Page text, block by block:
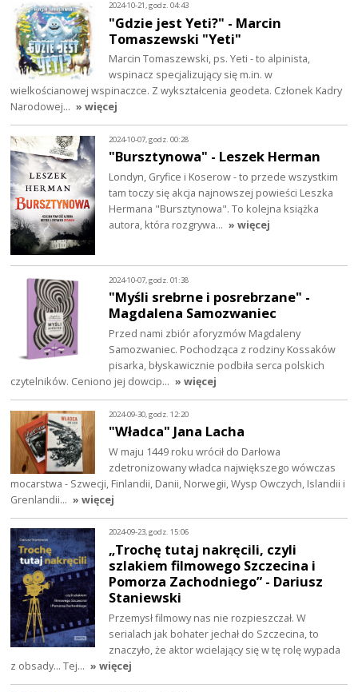
2024-10-21, godz. 04:43
"Gdzie jest Yeti?" - Marcin
Tomaszewski "Yeti"
Marcin Tomaszewski, ps. Yeti - to alpinista,
wspinacz specjalizujący się m.in. w
wielkościanowej wspinaczce. Z wykształcenia geodeta. Członek Kadry
Narodowej… » więcej
2024-10-07, godz. 00:28
"Bursztynowa" - Leszek Herman
Londyn, Gryfice i Koserow - to przede wszystkim
tam toczy się akcja najnowszej powieści Leszka
Hermana "Bursztynowa". To kolejna książka
autora, która rozgrywa… » więcej
2024-10-07, godz. 01:38
"Myśli srebrne i posrebrzane" -
Magdalena Samozwaniec
Przed nami zbiór aforyzmów Magdaleny
Samozwaniec. Pochodząca z rodziny Kossaków
pisarka, błyskawicznie podbiła serca polskich
czytelników. Ceniono jej dowcip… » więcej
2024-09-30, godz. 12:20
"Władca" Jana Lacha
W maju 1449 roku wrócił do Darłowa
zdetronizowany władca największego wówczas
mocarstwa - Szwecji, Finlandii, Danii, Norwegii, Wysp Owczych, Islandii i
Grenlandii… » więcej
2024-09-23, godz. 15:06
„Trochę tutaj nakręcili, czyli
szlakiem filmowego Szczecina i
Pomorza Zachodniego” - Dariusz
Staniewski
Przemysł filmowy nas nie rozpieszczał. W
serialach jak bohater jechał do Szczecina, to
znaczyło, że aktor wcielający się w tę rolę wypada
z obsady... Tej… » więcej